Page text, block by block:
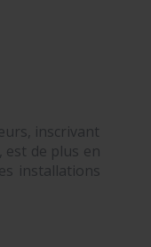
inscrivant
de plus en
installations